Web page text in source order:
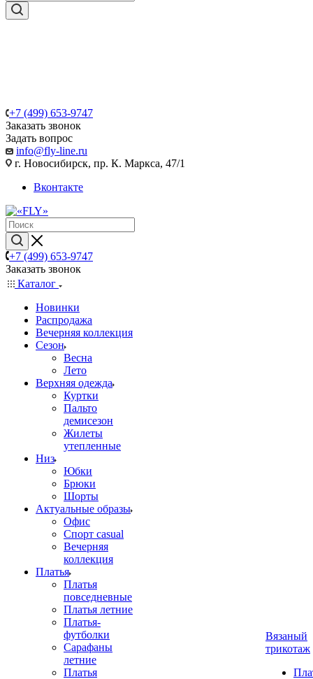
+7 (499) 653-9747
Заказать звонок
Задать вопрос
info@fly-line.ru
г. Новосибирск, пр. К. Маркса, 47/1
Вконтакте
+7 (499) 653-9747
Заказать звонок
Каталог
Новинки
Распродажа
Вечерняя коллекция
Сезон
Весна
Лето
Верхняя одежда
Куртки
Пальто
демисезон
Жилеты
утепленные
Низ
Юбки
Брюки
Шорты
Актуальные образы
Офис
Спорт casual
Вечерняя
коллекция
Платья
Платья
повседневные
Платья летние
Платья-
футболки
Сарафаны
летние
Платья
Вязаный
трикотаж